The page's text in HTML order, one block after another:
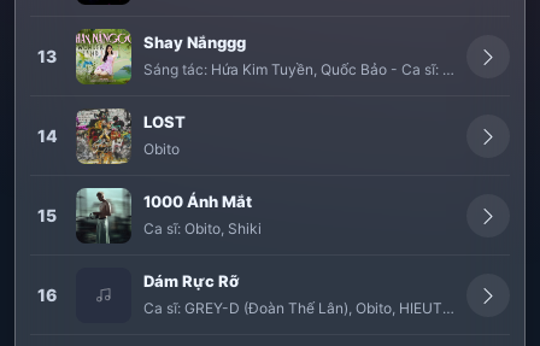
13
Shay Nắnggg
Sáng tác: Hứa Kim Tuyền, Quốc Bảo - Ca sĩ: Amee ,
14
LOST
Obito
15
1000 Ánh Mắt
Ca sĩ: Obito, Shiki
16
Dám Rực Rỡ
Ca sĩ: GREY-D (Đoàn Thế Lân), Obito, HIEUTHUHAI